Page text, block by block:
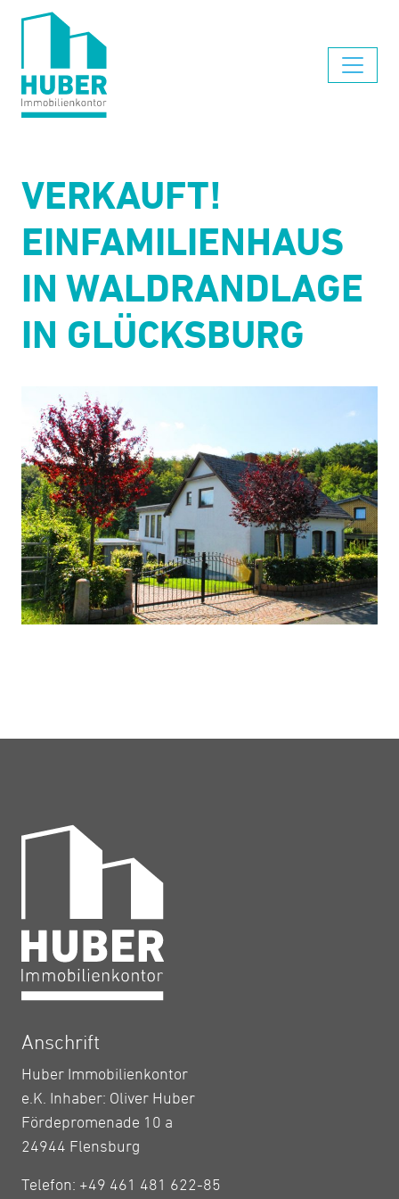
VERKAUFT!
EINFAMILIENHAUS
IN WALDRANDLAGE
IN GLÜCKSBURG
Anschrift
Huber Immobilienkontor
e.K. Inhaber: Oliver Huber
Fördepromenade 10 a
24944 Flensburg
Telefon: +49 461 481 622-85